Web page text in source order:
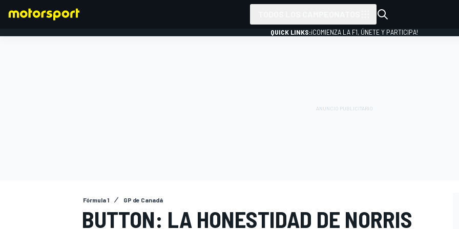
QUICK LINKS:¡COMIENZA LA F1, ÚNETE Y PARTICIPA!
Fórmula 1 GP de Canadá
BUTTON: LA HONESTIDAD DE NORRIS